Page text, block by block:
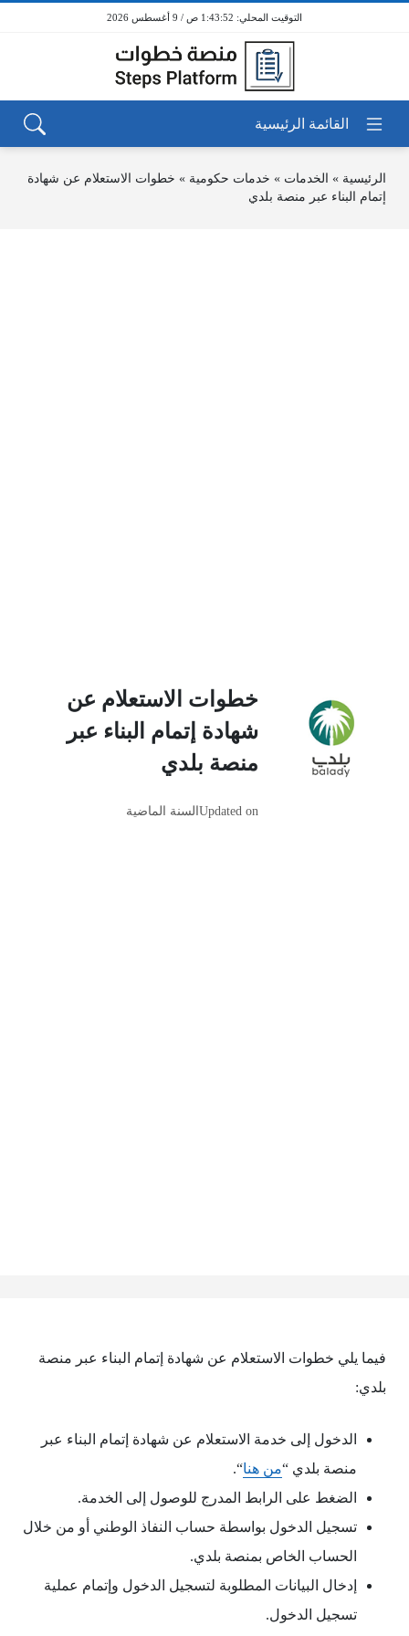
1:43:52 ص / 9 أغسطس 2026
الرئيسية » الخدمات » خدمات حكومية » خطوات الاستعلام عن شهادة
إتمام البناء عبر منصة بلدي
خطوات الاستعلام عن
شهادة إتمام البناء عبر
منصة بلدي
Updated onالسنة الماضية
فيما يلي خطوات الاستعلام عن شهادة إتمام البناء عبر منصة
بلدي:
الدخول إلى خدمة الاستعلام عن شهادة إتمام البناء عبر
منصة بلدي “من هنا“.
الضغط على الرابط المدرج للوصول إلى الخدمة.
تسجيل الدخول بواسطة حساب النفاذ الوطني أو من خلال
الحساب الخاص بمنصة بلدي.
إدخال البيانات المطلوبة لتسجيل الدخول وإتمام عملية
تسجيل الدخول.